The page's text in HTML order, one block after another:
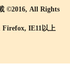
©2016, All Rights
IE11以上